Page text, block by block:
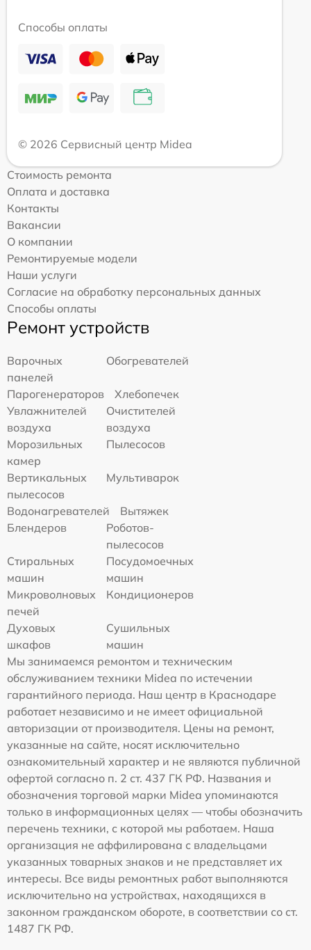
Способы оплаты
© 2026 Сервисный центр Midea
Стоимость ремонта
Оплата и доставка
Контакты
Вакансии
О компании
Ремонтируемые модели
Наши услуги
Согласие на обработку персональных данных
Способы оплаты
Ремонт устройств
Варочных
панелей
Обогревателей
Парогенераторов
Хлебопечек
Увлажнителей
воздуха
Очистителей
воздуха
Морозильных
камер
Пылесосов
Вертикальных
пылесосов
Мультиварок
Водонагревателей
Вытяжек
Блендеров
Роботов-
пылесосов
Стиральных
машин
Посудомоечных
машин
Микроволновых
печей
Кондиционеров
Духовых
шкафов
Сушильных
машин
Мы занимаемся ремонтом и техническим
обслуживанием техники Midea по истечении
гарантийного периода. Наш центр в Краснодаре
работает независимо и не имеет официальной
авторизации от производителя. Цены на ремонт,
указанные на сайте, носят исключительно
ознакомительный характер и не являются публичной
офертой согласно п. 2 ст. 437 ГК РФ. Названия и
обозначения торговой марки Midea упоминаются
только в информационных целях — чтобы обозначить
перечень техники, с которой мы работаем. Наша
организация не аффилирована с владельцами
указанных товарных знаков и не представляет их
интересы. Все виды ремонтных работ выполняются
исключительно на устройствах, находящихся в
законном гражданском обороте, в соответствии со ст.
1487 ГК РФ.